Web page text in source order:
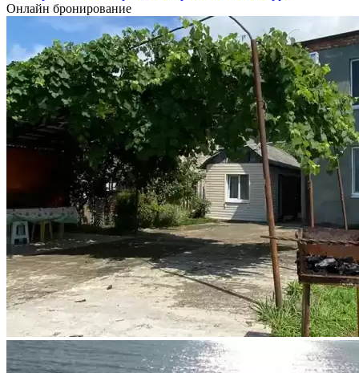
Онлайн бронирование